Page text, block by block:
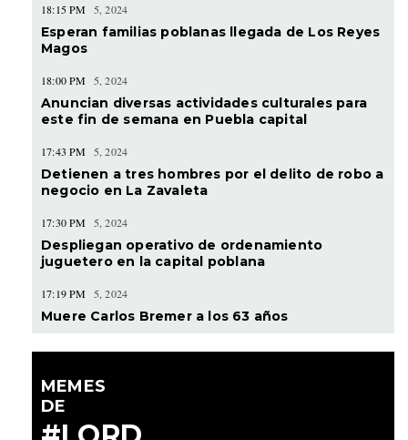
18:15 PM 5, 2024
Esperan familias poblanas llegada de Los Reyes
Magos
18:00 PM 5, 2024
Anuncian diversas actividades culturales para
este fin de semana en Puebla capital
17:43 PM 5, 2024
Detienen a tres hombres por el delito de robo a
negocio en La Zavaleta
17:30 PM 5, 2024
Despliegan operativo de ordenamiento
juguetero en la capital poblana
17:19 PM 5, 2024
Muere Carlos Bremer a los 63 años
MEMES
DE